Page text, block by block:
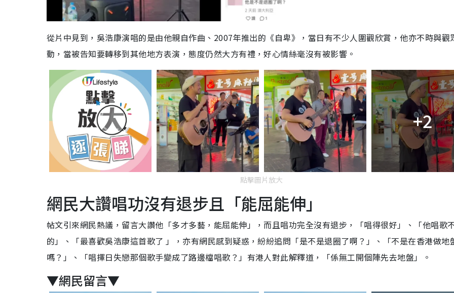
從片中見到，吳浩康演唱的是由他親自作曲、2007年推出的《自卑》，當日有不少人圍觀欣賞，他亦不時與觀
動，當被告知要轉移到其他地方表演，態度仍然大方有禮，好心情絲毫沒有被影響。
+2
點擊圖片放大
網民大讚唱功沒有退步且「能屈能伸」
帖文引來網民熱議，留言大讚他「多才多藝，能屈能伸」，而且唱功完全沒有退步，「唱得很好」、「他唱歌
的」、「最喜歡吳浩康這首歌了 」，亦有網民感到疑惑，紛紛追問「是不是退圈了啊？」、「不是在香港做地
嗎？」、「唱擇日失戀那個歌手變成了路邊檔唱歌？」有港人對此解釋道，「係無工開個陣先去地盤」。
▼網民留言▼